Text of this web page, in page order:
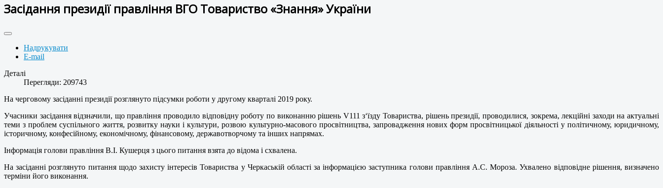
Засідання президії правління ВГО Товариство «Знання» України
Надрукувати
E-mail
Деталі
Перегляди: 209743
На черговому засіданні президії розглянуто підсумки роботи у другому кварталі 2019 року.
Учасники засідання відзначили, що правління проводило відповідну роботу по виконанню рішень V111 з‘їзду Товариства, рішень президії, проводилися, зокрема, лекційні заходи на актуальні
теми з проблем суспільного життя, розвитку науки і культури, розвою культурно-масового просвітництва, запровадження нових форм просвітницької діяльності у політичному, юридичному,
історичному, конфесійному, економічному, фінансовому, державотворчому та інших напрямах.
Інформація голови правління В.І. Кушерця з цього питання взята до відома і схвалена.
На засіданні розглянуто питання щодо захисту інтересів Товариства у Черкаській області за інформацією заступника голови правління А.С. Мороза. Ухвалено відповідне рішення, визначено
терміни його виконання.